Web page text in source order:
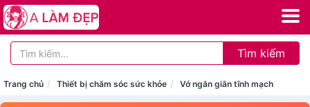
Tìm kiếm
Trang chủ Thiết bị chăm sóc sức khỏe Vớ ngăn giãn tĩnh mạch